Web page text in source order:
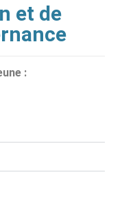
et de
: